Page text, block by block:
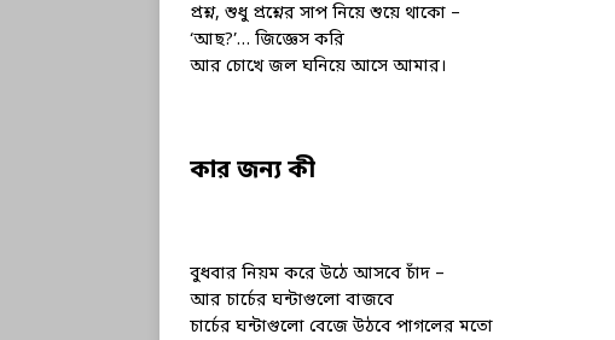
প্রশ্ন, শুধু প্রশ্নের সাপ নিয়ে শুয়ে থাকো –
‘আছ?’… জিজ্ঞেস করি
আর চোখে জল ঘনিয়ে আসে আমার।
কার জন্য কী
বুধবার নিয়ম করে উঠে আসবে চাঁদ –
আর চার্চের ঘন্টাগুলো বাজবে
চার্চের ঘন্টাগুলো বেজে উঠবে পাগলের মতো